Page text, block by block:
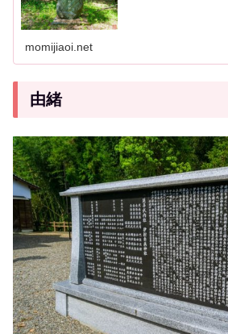
momijiaoi.net
由緒